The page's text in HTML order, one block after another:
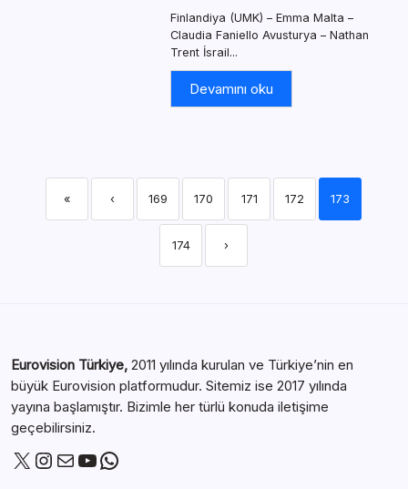
Finlandiya (UMK) – Emma Malta –
Claudia Faniello Avusturya – Nathan
Trent İsrail...
Devamını oku
« ‹ 169 170 171 172 173
174 ›
Eurovision Türkiye, 2011 yılında kurulan ve Türkiye’nin en
büyük Eurovision platformudur. Sitemiz ise 2017 yılında
yayına başlamıştır. Bizimle her türlü konuda iletişime
geçebilirsiniz.